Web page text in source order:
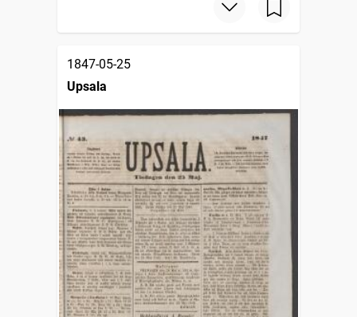
1847-05-25
Upsala